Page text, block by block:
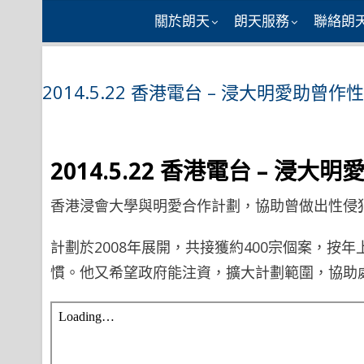
關於朗天 朗天服務 聯絡朗
2014.5.22 香港電台 – 浸大明愛助曾作
2014.5.22 香港電台 – 浸大明
香港浸會大學與明愛合作計劃，協助曾做出性侵
計劃於2008年展開，共接獲約400宗個案，按
慣。他又希望政府能注資，擴大計劃範圍，協助